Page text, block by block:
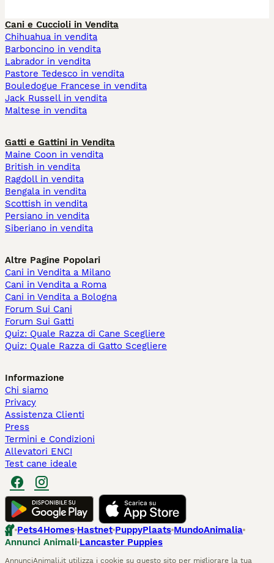
Cani e Cuccioli in Vendita
Chihuahua in vendita
Barboncino in vendita
Labrador in vendita
Pastore Tedesco in vendita
Bouledogue Francese in vendita
Jack Russell in vendita
Maltese in vendita
Gatti e Gattini in Vendita
Maine Coon in vendita
British in vendita
Ragdoll in vendita
Bengala in vendita
Scottish in vendita
Persiano in vendita
Siberiano in vendita
Altre Pagine Popolari
Cani in Vendita a Milano
Cani in Vendita a Roma
Cani in Vendita a Bologna
Forum Sui Cani
Forum Sui Gatti
Quiz: Quale Razza di Cane Scegliere
Quiz: Quale Razza di Gatto Scegliere
Informazione
Chi siamo
Privacy
Assistenza Clienti
Press
Termini e Condizioni
Allevatori ENCI
Test cane ideale
Pets4Homes Hastnet PuppyPlaats MundoAnimalia
Annunci Animali Lancaster Puppies
AnnunciAnimali.it utilizza i cookie su questo sito per migliorare la tua